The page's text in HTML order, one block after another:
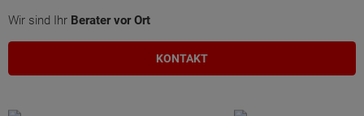
Wir sind Ihr Berater vor Ort
KONTAKT